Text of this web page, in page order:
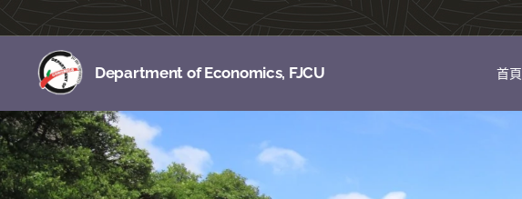
Department of Economics, FJCU 首頁